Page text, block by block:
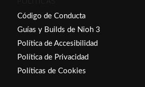
Código de Conducta
Guías y Builds de Nioh 3
Política de Accesibilidad
Política de Privacidad
Políticas de Cookies